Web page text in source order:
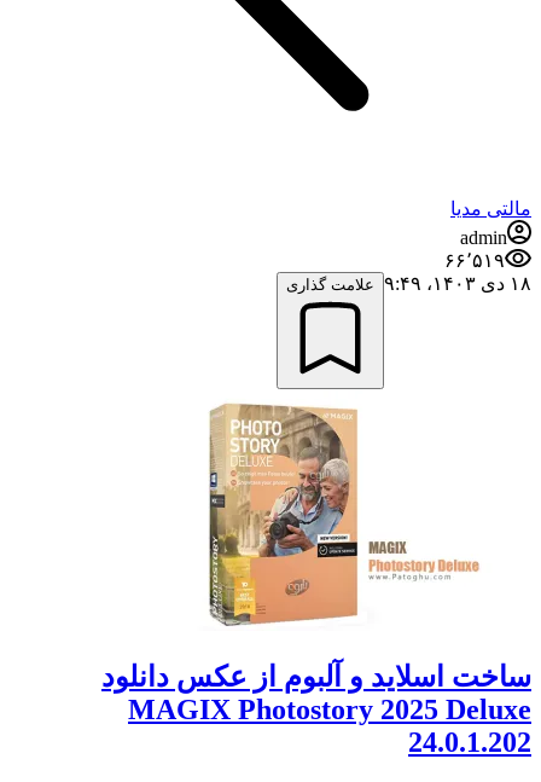
مالتی مدیا
admin
۶۶٬۵۱۹
۱۸ دی ۱۴۰۳،‏ ۹:۴۹
علامت گذاری
ساخت اسلاید و آلبوم از عکس دانلود
MAGIX Photostory 2025 Deluxe
24.0.1.202